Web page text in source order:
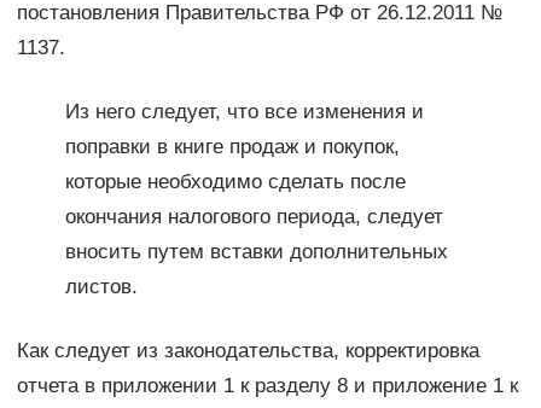
постановления Правительства РФ от 26.12.2011 №
1137.
Из него следует, что все изменения и
поправки в книге продаж и покупок,
которые необходимо сделать после
окончания налогового периода, следует
вносить путем вставки дополнительных
листов.
Как следует из законодательства, корректировка
отчета в приложении 1 к разделу 8 и приложение 1 к